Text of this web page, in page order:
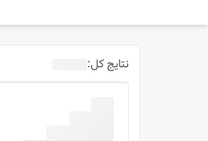
نتایج کل: